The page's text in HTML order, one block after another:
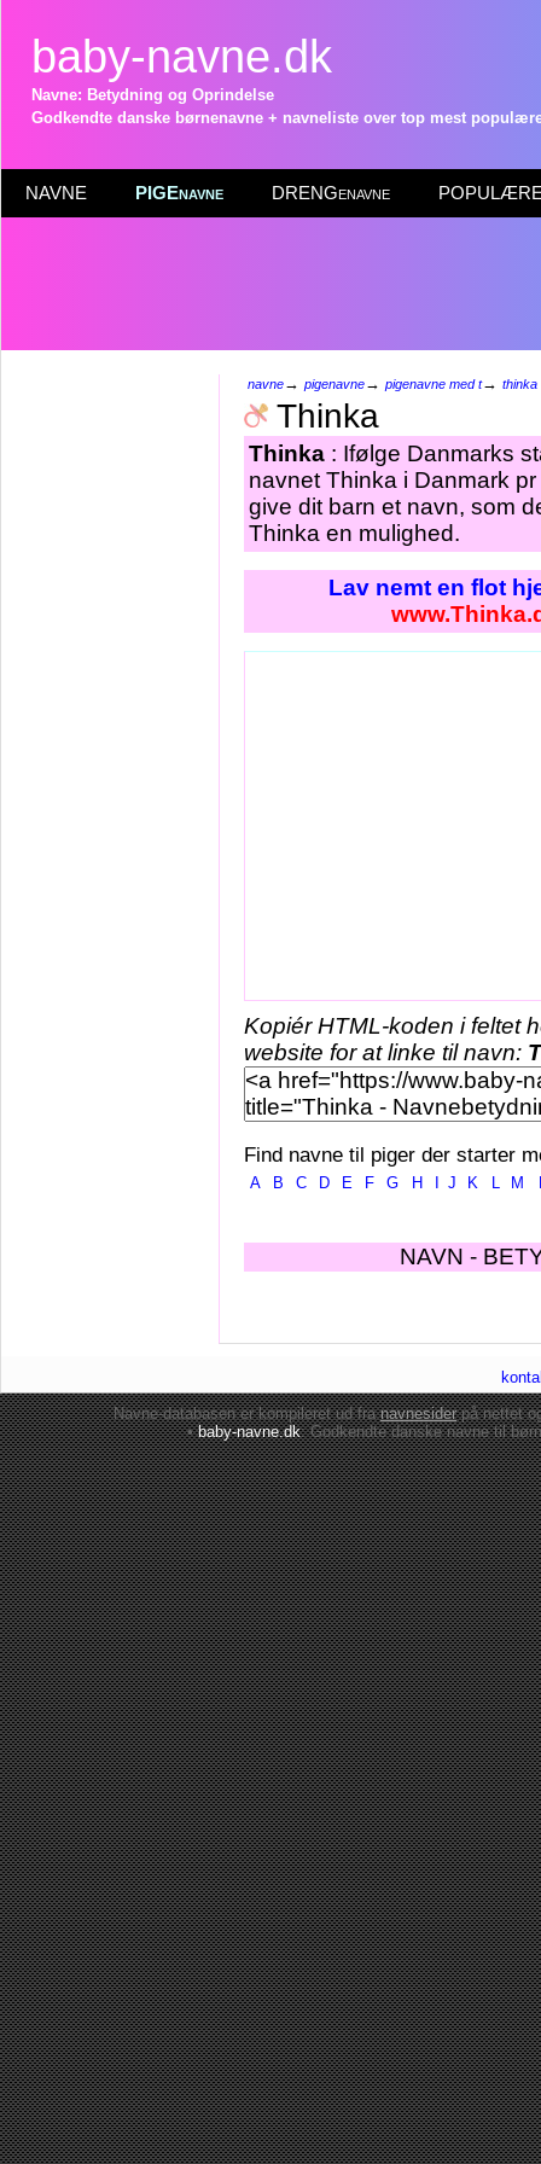
baby-navne.dk
Navne: Betydning og Oprindelse
Godkendte danske børnenavne + navneliste over top mest
NAVNE PIGEnavne DRENGenavne POPULÆRE
navne→ pigenavne→ pigenavne med t→ thinka
Thinka
Thinka : Ifølge Danmarks
navnet Thinka i Danmark
give dit barn et navn, som
Thinka en mulighed.
Lav nemt en flot
Kopiér HTML-koden i feltet
website for at linke til navn:
Find navne til piger der starter
A B C D E F G H J K L M
NAVN -
Navne-databasen er kompileret ud franavnesiderpå nettet
•baby-navne.dk: Godkendte danskenavne til børn